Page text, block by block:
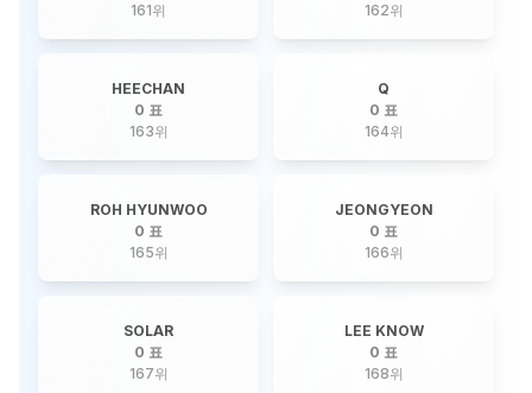
161위
162위
HEECHAN
0 표
163위
Q
0 표
164위
ROH HYUNWOO
0 표
165위
JEONGYEON
0 표
166위
SOLAR
0 표
167위
LEE KNOW
0 표
168위